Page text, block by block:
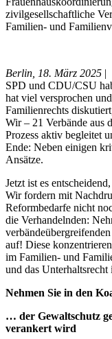
zivilgesellschaftliche
Familien- und
Berlin, 18. März 2025 |
SPD und CDU/CSU
hat viel versprochen
Familienrechts
Wir – 21 Verbände aus
Prozess aktiv begleitet
Ende: Neben einigen
Ansätze.
Jetzt ist es
Wir fordern mit
Reformbedarfe nicht
die Verhandelnden:
auf! Diese
im Familien- und
und das Unterhaltsrecht
Nehmen Sie in den
… der Gewaltschutz
verankert wird